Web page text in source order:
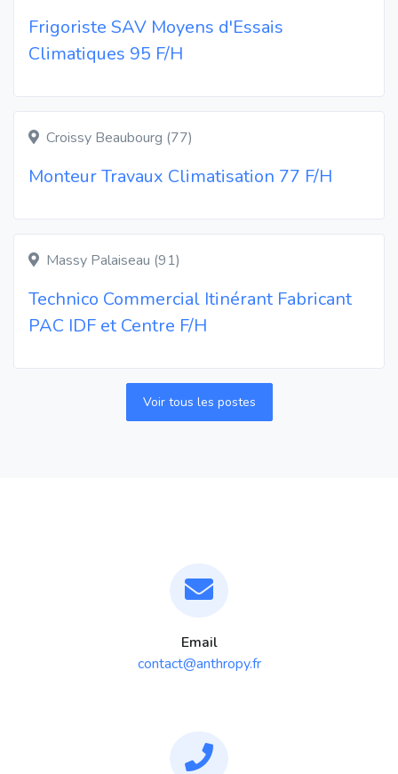
Frigoriste SAV Moyens d'Essais
Climatiques 95 F/H
Croissy Beaubourg (77)
Monteur Travaux Climatisation 77 F/H
Massy Palaiseau (91)
Technico Commercial Itinérant Fabricant
PAC IDF et Centre F/H
Voir tous les postes
Email
contact@anthropy.fr